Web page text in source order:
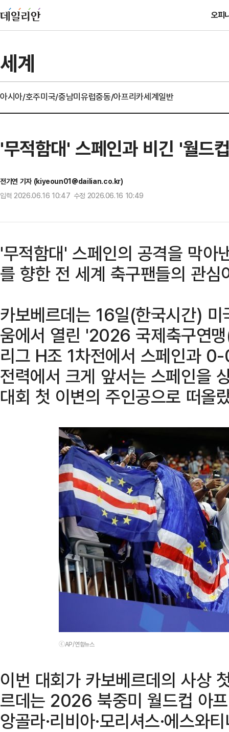
오피
세계
아시아/호주미국/중남미유럽중동/아프리카세계일반
'무적함대' 스페인과 비긴 '월드
전기연 기자 (kiyeoun01@dailian.co.kr)
입력 2026.06.16 10:47 수정 2026.06.16 10:49
'무적함대' 스페인의 공격을 막아
를 향한 전 세계 축구팬들의 관심
카보베르데는 16일(한국시간)
움에서 열린 '2026 국제축구연
리그 H조 1차전에서 스페인과
전력에서 크게 앞서는 스페인을
대회 첫 이변의 주인공으로 떠올
ⓒAP/연합뉴스
이번 대회가 카보베르데의 사상
르데는 2026 북중미 월드컵 아
앙골라·리비아·모리셔스·에스와